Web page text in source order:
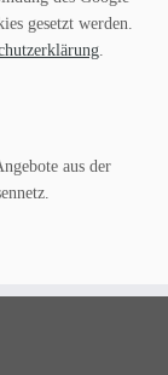
gesetzt werden.
.
aus der